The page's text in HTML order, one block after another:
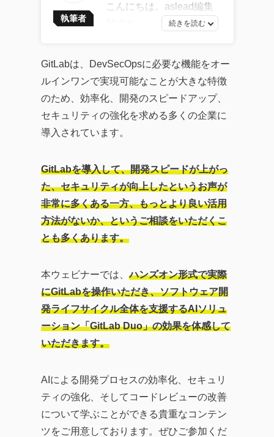
執筆者
こんにちは。aslead編集
トレンドから、AI・DXツ
ールの効果的な活用法、
企業のITガバナンスの強
化、業務効率化やDX化を
成功に導くソリューショ
企業が直面する課題の解
決策として効率的なツー
ルの活用方法を探求し、
生産性の向上に繋がる実
践的な情報をお届けする
GitLabは、DevSecOpsに必要な機能をオー
ルインワンで実現可能なことが大きな特徴
のため、効率化、開発のスピードアップ、
セキュリティの強化を求める多くの企業に
導入されています。
GitLabを導入して、開発スピードが上がっ
た、セキュリティが向上したというお声が
非常に多くある一方、もっとより良い活用
方法がないか、というご相談をいただくこ
とも多くあります。
本ウェビナーでは、ハンズオン形式で実際
にGitLabを操作いただき、ソフトウェア開
発ライフサイクル全体を支援するAIソリュ
ーション「GitLab Duo」の効果を体感して
いただきます。
AIによる開発プロセスの効率化、セキュリ
ティの強化、そしてコードレビューの改善
について学ぶことができる貴重なコンテン
ツをご用意しております。ぜひご参加くだ